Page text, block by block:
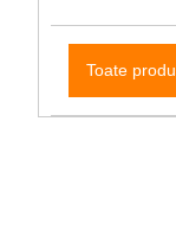
Toate